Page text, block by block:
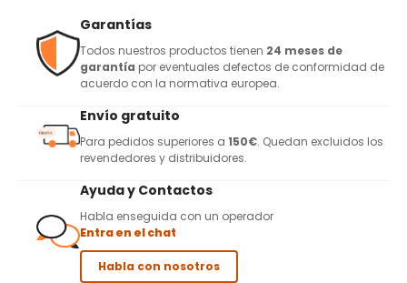
Garantías
Todos nuestros productos tienen 24 meses de
garantía por eventuales defectos de conformidad de
acuerdo con la normativa europea.
Envío gratuito
Para pedidos superiores a 150€. Quedan excluidos los
revendedores y distribuidores.
Ayuda y Contactos
Habla enseguida con un operador
Entra en el chat
Habla con nosotros